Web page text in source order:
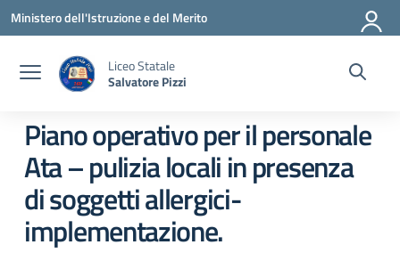
Vai ai contenuti
Vai al menu di navigazione
Vai al footer
Ministero dell'Istruzione e del Merito
Liceo Statale
Salvatore Pizzi
Piano operativo per il personale
Ata – pulizia locali in presenza
di soggetti allergici-
implementazione.